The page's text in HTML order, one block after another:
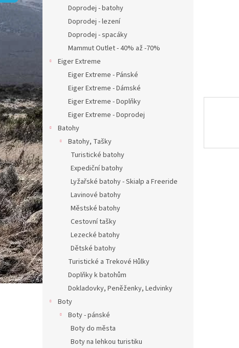
n
Doprodej - batohy
Doprodej - lezení
Doprodej - spacáky
Mammut Outlet - 40% až -70%
Eiger Extreme
Eiger Extreme - Pánské
Eiger Extreme - Dámské
Eiger Extreme - Doplňky
Eiger Extreme - Doprodej
Batohy
Batohy, Tašky
Turistické batohy
Expediční batohy
Lyžařské batohy - Skialp a Freeride
Lavinové batohy
Městské batohy
Cestovní tašky
Lezecké batohy
Dětské batohy
Turistické a Trekové Hůlky
Doplňky k batohům
Dokladovky, Peněženky, Ledvinky
Boty
Boty - pánské
Boty do města
Boty na lehkou turistiku